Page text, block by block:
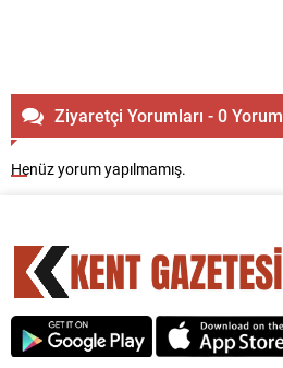
Ziyaretçi Yorumları - 0 Yorum
Henüz yorum yapılmamış.